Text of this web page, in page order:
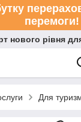
перемоги!
нового рівня
Для